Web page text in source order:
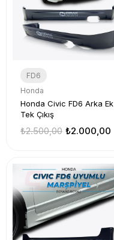
FD6
Honda
Honda Civic FD6 Arka Ek
Tek Çıkış
₺2.000,00
₺2.500,00